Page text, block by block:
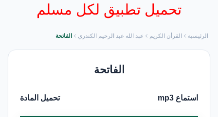
تحميل تطبيق لكل مسلم
الرئيسية القرأن الكريم عبد الله عبد الرحيم الكندري الفاتحة
الفاتحة
استماع mp3 تحميل المادة